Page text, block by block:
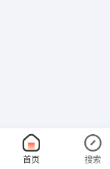
首页 搜索